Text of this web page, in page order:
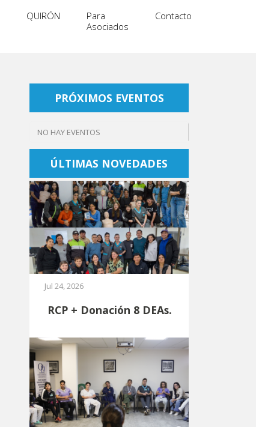
QUIRÓN
Para
Asociados
Contacto
PRÓXIMOS EVENTOS
NO HAY EVENTOS
ÚLTIMAS NOVEDADES
Jul 24, 2026
RCP + Donación 8 DEAs.